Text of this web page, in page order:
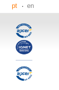
pt en